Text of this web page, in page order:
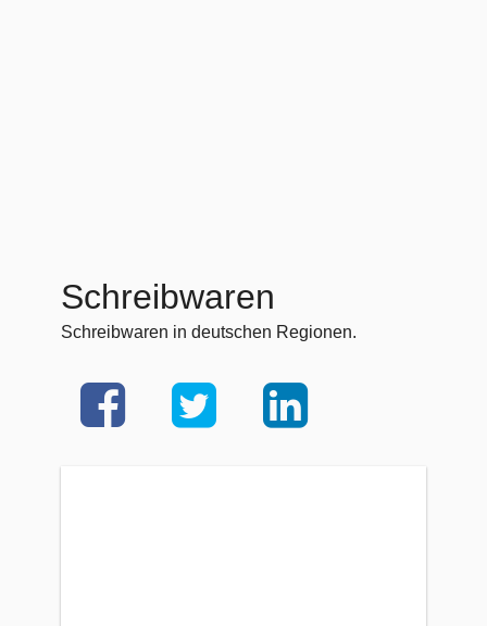
Schreibwaren
Schreibwaren in deutschen Regionen.